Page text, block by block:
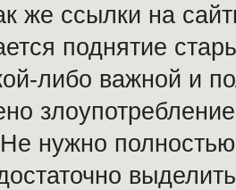
же ссылки на
поднятие
либо важной и
нужно